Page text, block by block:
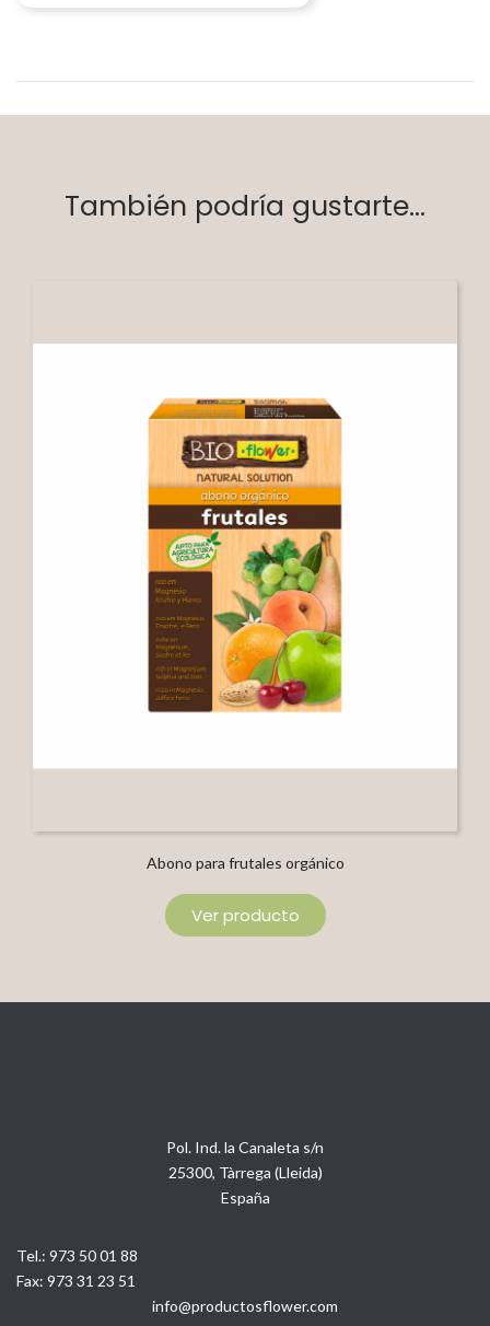
También podría gustarte...
Abono para frutales orgánico
Ver producto
Pol. Ind. la Canaleta s/n
25300, Tàrrega (Lleida)
España
Tel.: 973 50 01 88
Fax: 973 31 23 51
info@productosflower.com